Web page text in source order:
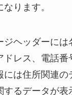
ります。
ヘッダーには
レス、電話番
には住所関連の
するデータが表